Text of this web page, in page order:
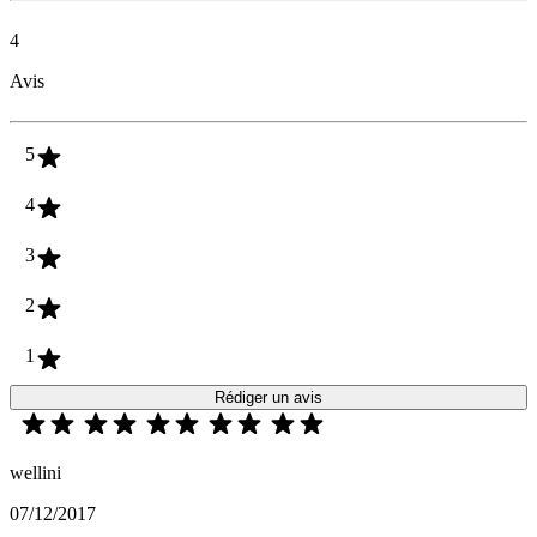
4
Avis
5
4
3
2
1
Rédiger un avis
wellini
07/12/2017